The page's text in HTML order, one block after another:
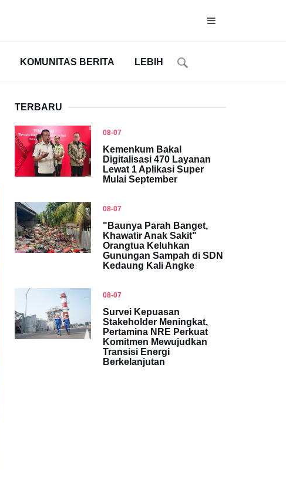
KOMUNITAS BERITA LEBIH
TERBARU
08-07
Kemenkum Bakal
Digitalisasi 470 Layanan
Lewat 1 Aplikasi Super
Mulai September
08-07
"Baunya Parah Banget,
Khawatir Anak Sakit"
Orangtua Keluhkan
Gunungan Sampah di SDN
Kedaung Kali Angke
08-07
Survei Kepuasan
Stakeholder Meningkat,
Pertamina NRE Perkuat
Komitmen Mewujudkan
Transisi Energi
Berkelanjutan